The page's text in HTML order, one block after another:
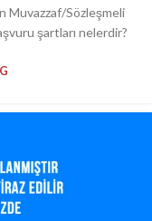
Muvazzaf/Sözleşmeli
şartları nelerdir?